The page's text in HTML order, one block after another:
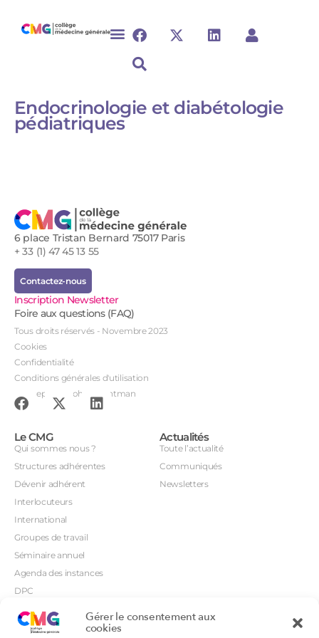
Gérer le consentement aux
cookies
Endocrinologie et diabétologie
pédiatriques​
6 place Tristan Bernard 75017 Paris
+ 33 (1) 47 45 13 55
Contactez-nous
Inscription Newsletter
Foire aux questions (FAQ)
Tous droits réservés - Novembre 2023
Cookies
Confidentialité
Conditions générales d'utilisation
Conception : John Brightman
Le CMG
Qui sommes nous ?
Structures adhérentes
Dévenir adhérent
Interlocuteurs
International
Groupes de travail
Séminaire annuel
Agenda des instances
DPC
Orientations prioritaires
Actualités
Toute l’actualité
Communiqués
Newsletters